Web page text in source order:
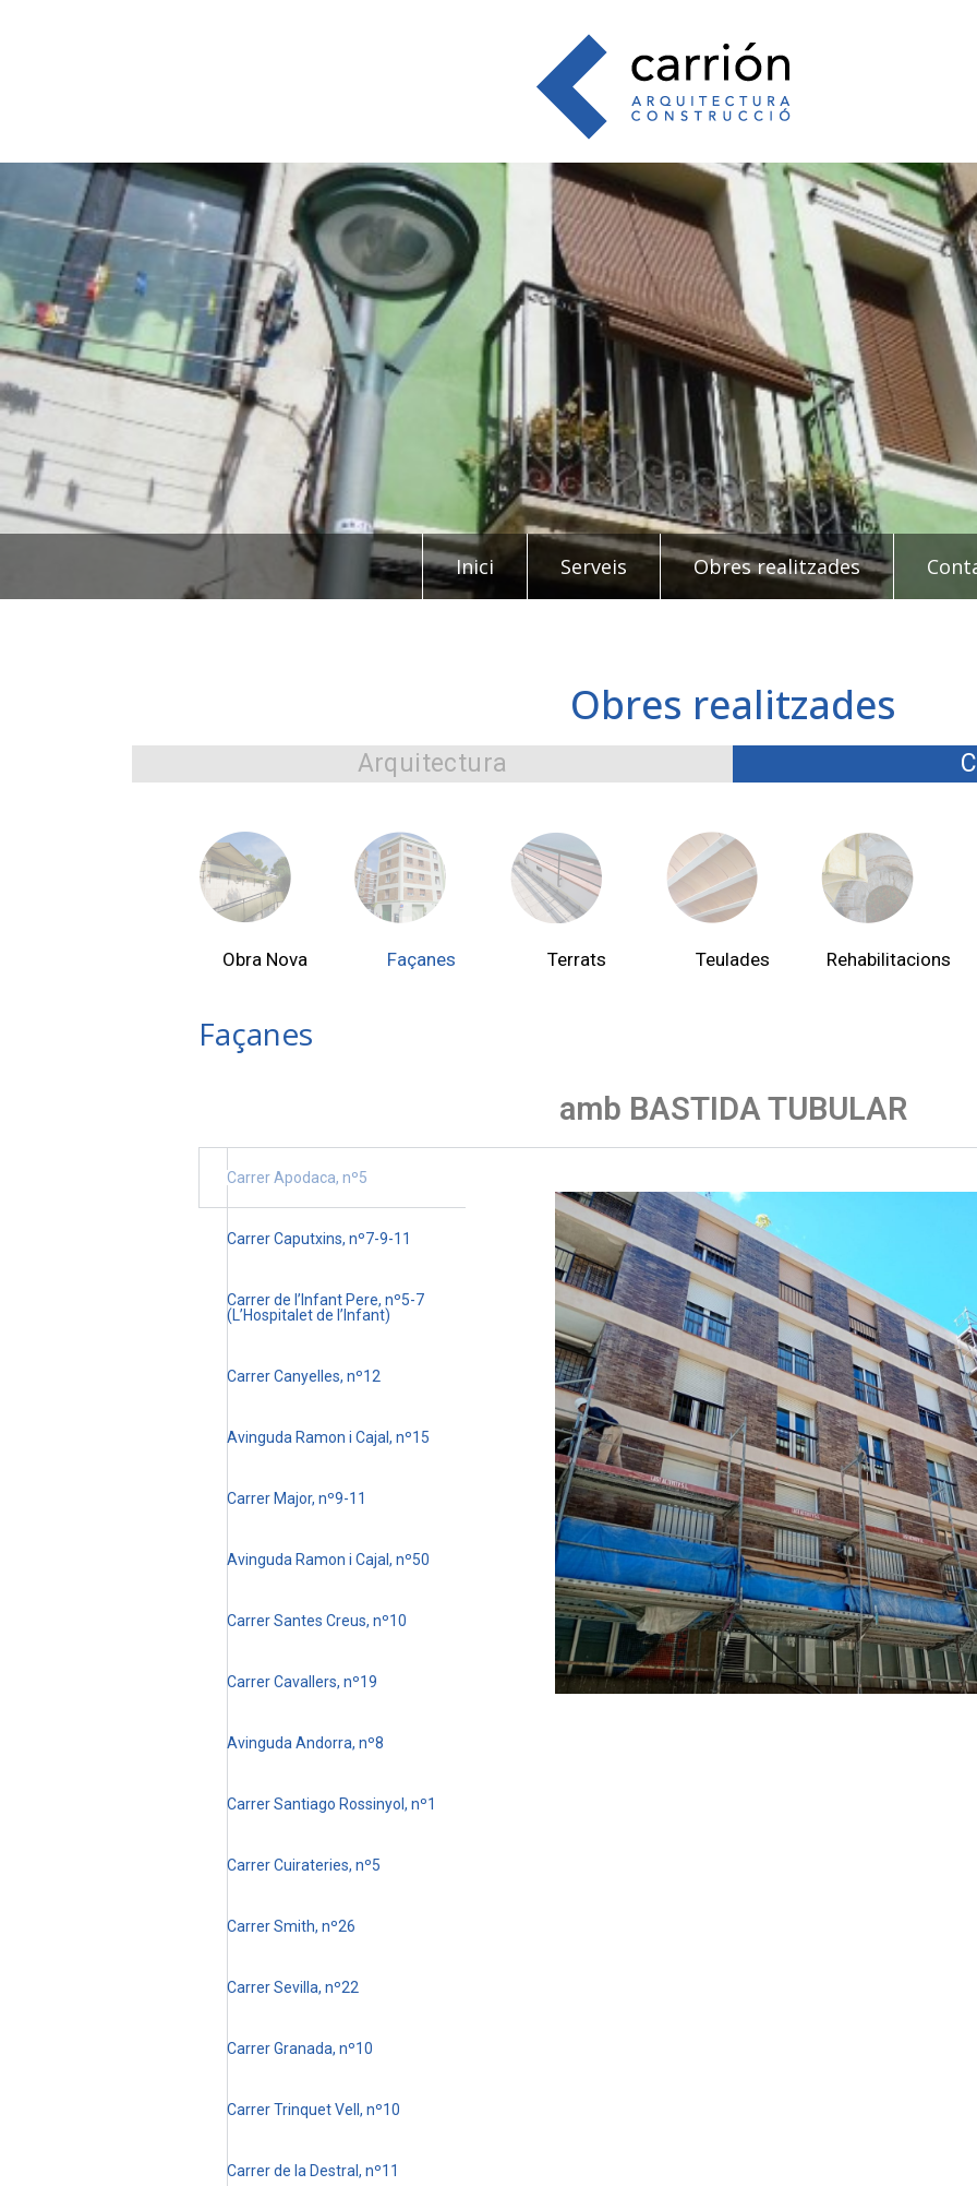
Inici Serveis Obres realitzades
Obres realitzades
Arquitectura
Obra Nova Façanes Terrats Teulades Rehabilitacions
Façanes
amb BASTIDA TUBULAR
Carrer Apodaca, nº5
Carrer Caputxins, nº7-9-11
Carrer de l’Infant Pere, nº5-7
(L’Hospitalet de l’Infant)
Carrer Canyelles, nº12
Avinguda Ramon i Cajal, nº15
Carrer Major, nº9-11
Avinguda Ramon i Cajal, nº50
Carrer Santes Creus, nº10
Carrer Cavallers, nº19
Avinguda Andorra, nº8
Carrer Santiago Rossinyol, nº1
Carrer Cuirateries, nº5
Carrer Smith, nº26
Carrer Sevilla, nº22
Carrer Granada, nº10
Carrer Trinquet Vell, nº10
Carrer de la Destral, nº11